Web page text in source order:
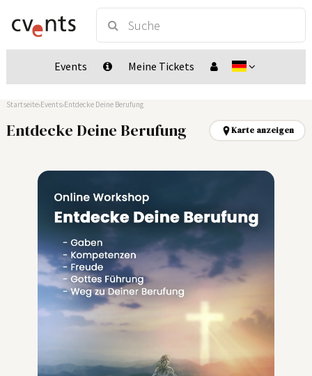
Events Meine Tickets
Startseite Events Entdecke Deine Berufung
Entdecke Deine Berufung Karte anzeigen